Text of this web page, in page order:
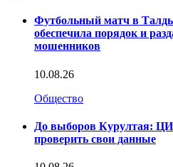
Футбольный матч в
обеспечила порядок и
мошенников
10.08.26
Общество
До выборов Курултая:
проверить свои данные